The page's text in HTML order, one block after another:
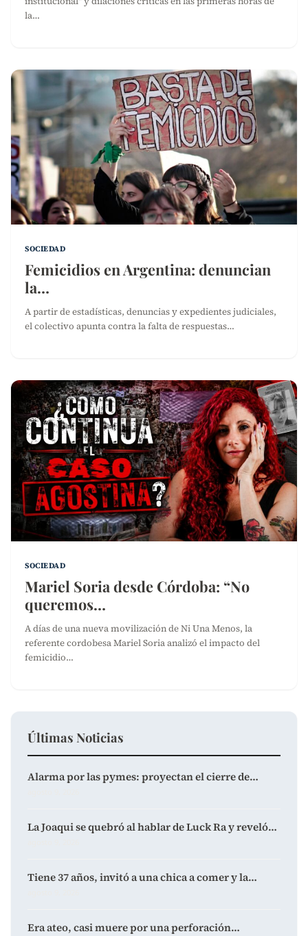
la…
SOCIEDAD
Femicidios en Argentina: denuncian
la…
A partir de estadísticas, denuncias y expedientes judiciales,
el colectivo apunta contra la falta de respuestas…
SOCIEDAD
Mariel Soria desde Córdoba: “No
queremos…
A días de una nueva movilización de Ni Una Menos, la
referente cordobesa Mariel Soria analizó el impacto del
femicidio…
Últimas Noticias
Alarma por las pymes: proyectan el cierre de…
La Joaqui se quebró al hablar de Luck Ra y reveló…
Tiene 37 años, invitó a una chica a comer y la…
Era ateo, casi muere por una perforación…